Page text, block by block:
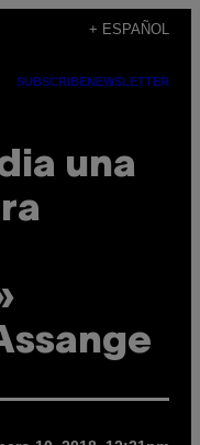
+ ESPAÑOL
SUBSCRIBENEWSLETTER
una